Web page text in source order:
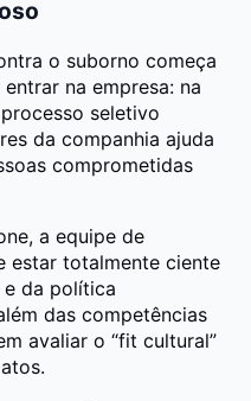
o suborno começa
na empresa: na
seletivo
da companhia ajuda
comprometidas
a equipe de
estar totalmente ciente
e da política
das competências
avaliar o “fit cultural”